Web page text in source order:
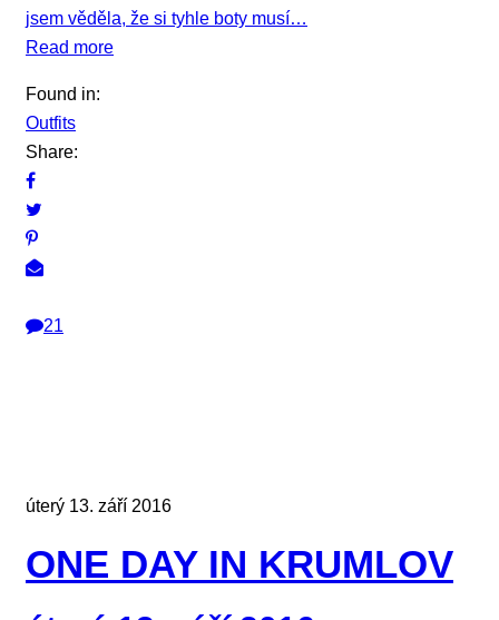
jsem věděla, že si tyhle boty musí…
Read more
Found in:
Outfits
Share:
21
úterý 13. září 2016
ONE DAY IN KRUMLOV